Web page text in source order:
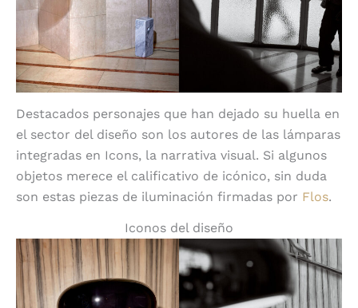
Destacados personajes que han dejado su huella en
el sector del diseño son los autores de las lámparas
integradas en Icons, la narrativa visual. Si algunos
objetos merece el calificativo de icónico, sin duda
son estas piezas de iluminación firmadas por Flos.
Iconos del diseño